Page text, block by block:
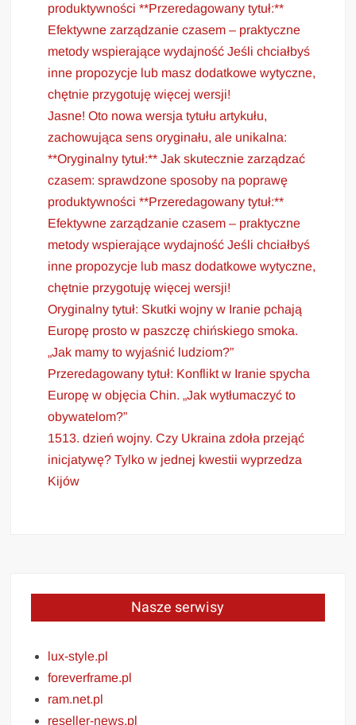
produktywności **Przeredagowany tytuł:**
Efektywne zarządzanie czasem – praktyczne
metody wspierające wydajność Jeśli chciałbyś
inne propozycje lub masz dodatkowe wytyczne,
chętnie przygotuję więcej wersji!
Jasne! Oto nowa wersja tytułu artykułu,
zachowująca sens oryginału, ale unikalna:
**Oryginalny tytuł:** Jak skutecznie zarządzać
czasem: sprawdzone sposoby na poprawę
produktywności **Przeredagowany tytuł:**
Efektywne zarządzanie czasem – praktyczne
metody wspierające wydajność Jeśli chciałbyś
inne propozycje lub masz dodatkowe wytyczne,
chętnie przygotuję więcej wersji!
Oryginalny tytuł: Skutki wojny w Iranie pchają
Europę prosto w paszczę chińskiego smoka.
„Jak mamy to wyjaśnić ludziom?”
Przeredagowany tytuł: Konflikt w Iranie spycha
Europę w objęcia Chin. „Jak wytłumaczyć to
obywatelom?”
1513. dzień wojny. Czy Ukraina zdoła przejąć
inicjatywę? Tylko w jednej kwestii wyprzedza
Kijów
Nasze serwisy
lux-style.pl
foreverframe.pl
ram.net.pl
reseller-news.pl